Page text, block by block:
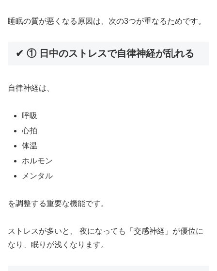
睡眠の質が悪くなる原因は、次の3つが重なるためです。
✔ ① 日中のストレスで自律神経が乱れる
自律神経は、
呼吸
心拍
体温
ホルモン
メンタル
を調整する重要な機能です。
ストレスが多いと、 夜になっても「交感神経」が優位に
なり、眠りが浅くなります。